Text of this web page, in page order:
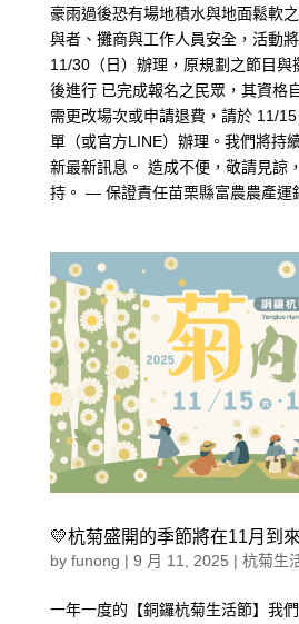
豪雨過後恐有場地積水與地面鬆軟
與者、攤商與工作人員安全，活動
11/30（日）辦理，原規劃之節目與
後進行 已完成報名之民眾，其資格
需更改場次或申請退費，請於 11/
單（或官方LINE）辦理。我們將持
新最新訊息。 造成不便，敬請見諒
持。 — 保證責任苗栗縣富農農產運
💛杭菊盛開的季節將在11月到來
by funong | 9 月 11, 2025 | 杭菊生
一年一度的【銅鑼杭菊生活節】我